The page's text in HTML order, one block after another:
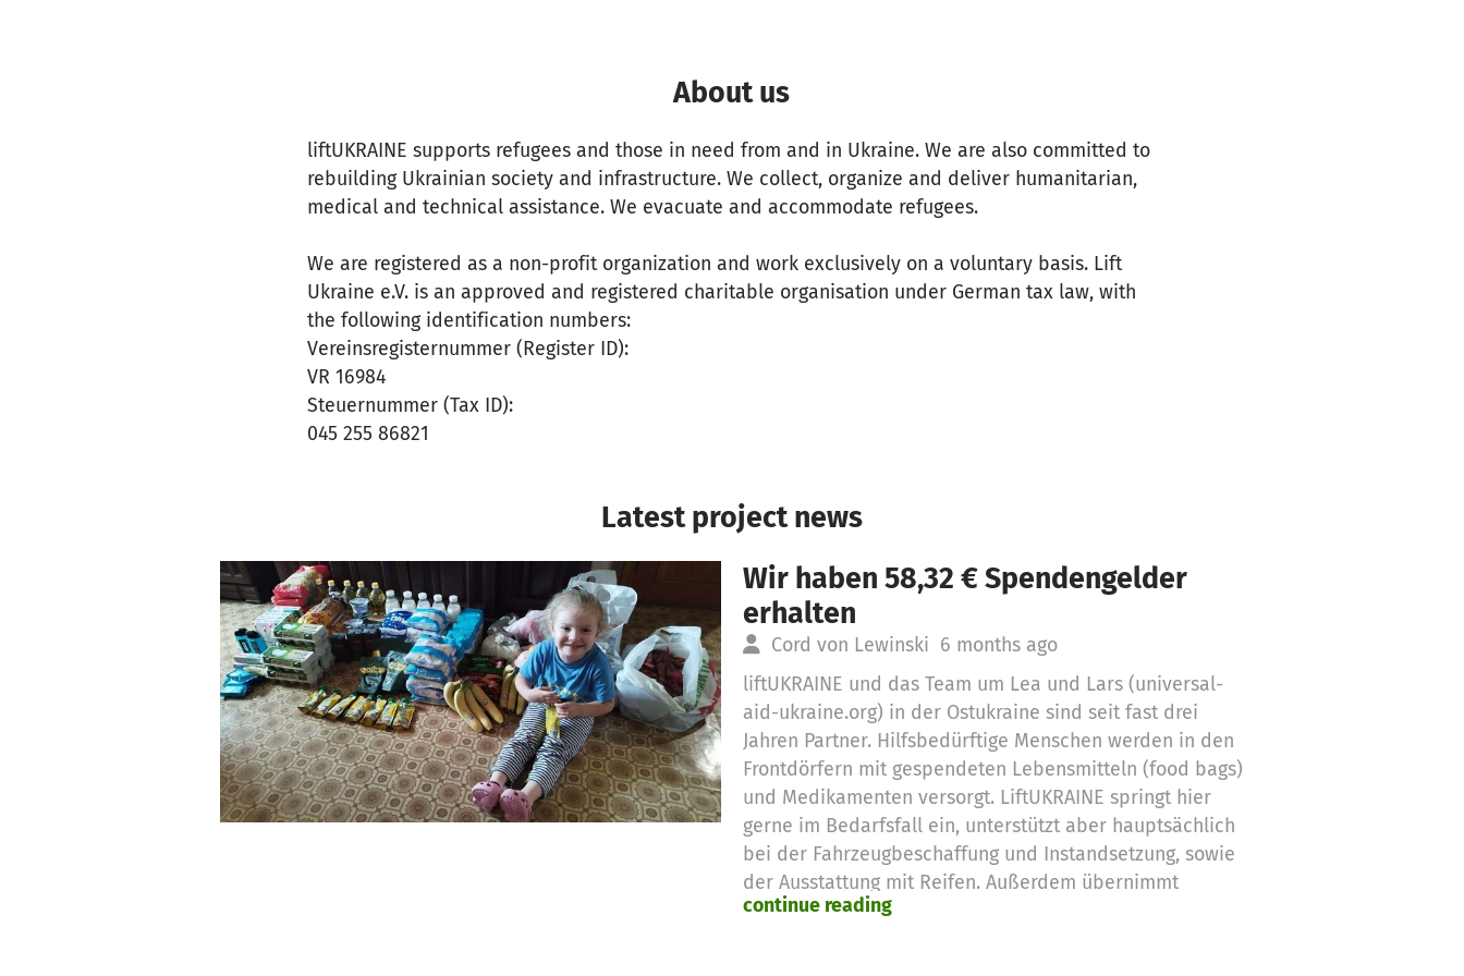
About us
liftUKRAINE supports refugees and those in need from and in Ukraine. We are also committed to
rebuilding Ukrainian society and infrastructure. We collect, organize and deliver humanitarian,
medical and technical assistance. We evacuate and accommodate refugees.
We are registered as a non-profit organization and work exclusively on a voluntary basis. Lift
Ukraine e.V. is an approved and registered charitable organisation under German tax law, with
the following identification numbers:
Vereinsregisternummer (Register ID):
VR 16984
Steuernummer (Tax ID):
045 255 86821
Latest project news
Wir haben 58,32 € Spendengelder
erhalten
Cord von Lewinski 6 months ago
liftUKRAINE und das Team um Lea und Lars (universal-
aid-ukraine.org) in der Ostukraine sind seit fast drei
Jahren Partner. Hilfsbedürftige Menschen werden in den
Frontdörfern mit gespendeten Lebensmitteln (food bags)
und Medikamenten versorgt. LiftUKRAINE springt hier
gerne im Bedarfsfall ein, unterstützt aber hauptsächlich
bei der Fahrzeugbeschaffung und Instandsetzung, sowie
der Ausstattung mit Reifen. Außerdem übernimmt
liftUKRAINE die Spritkosten der „missions“ und die
continue reading